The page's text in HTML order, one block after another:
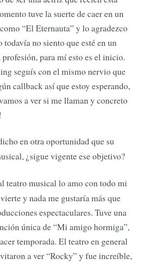
tuve la suerte de caer en un
“El Eternauta” y lo agradezco
todavía no siento que esté en un
para mí esto es el inicio.
seguís con el mismo nervio que
callback así que estoy esperando,
a ver si me llaman y concreto
en otra oportunidad que su
¿sigue vigente ese objetivo?
teatro musical lo amo con todo mi
y nada me gustaría más que
espectaculares. Tuve una
única de “Mi amigo hormiga”,
temporada. El teatro en general
a ver “Rocky” y fue increíble,